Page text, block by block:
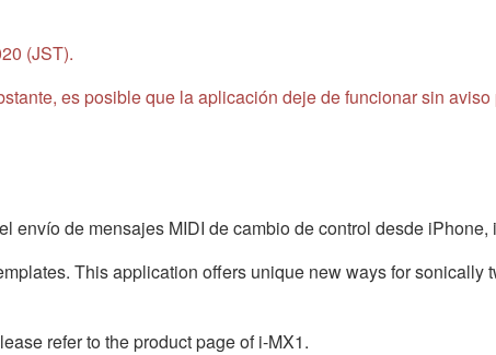
(JST).
es posible que la aplicación deje de funcionar sin
de mensajes MIDI de cambio de control desde iPhone,
This application offers unique new ways for sonically
refer to the product page of i-MX1.